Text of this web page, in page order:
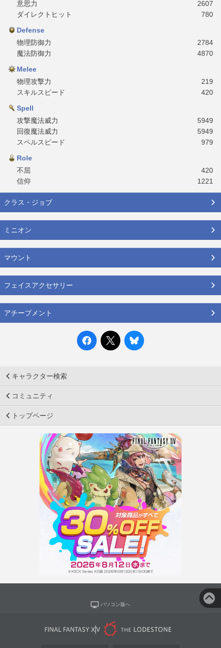
意思力
2607
ダイレクトヒット
780
Defense
物理防御力
2784
魔法防御力
4870
Melee
物理攻撃力
219
スキルスピード
420
Spell
攻撃魔法威力
5949
回復魔法威力
5949
スペルスピード
979
Role
不屈
420
信仰
1221
クラス・ジョブ
ミニオン
マウント
フェイスアクセサリー
アチーブメント
キャラクター検索
コミュニティ
トップページ
パソコン版へ